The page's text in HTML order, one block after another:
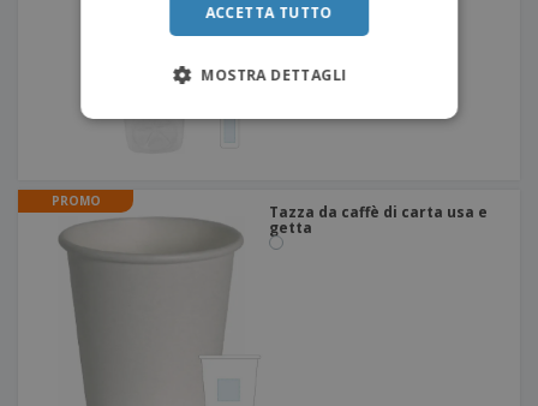
PROMO
Tazza da caffè di carta usa e
getta
ACCETTA TUTTO
MOSTRA DETTAGLI